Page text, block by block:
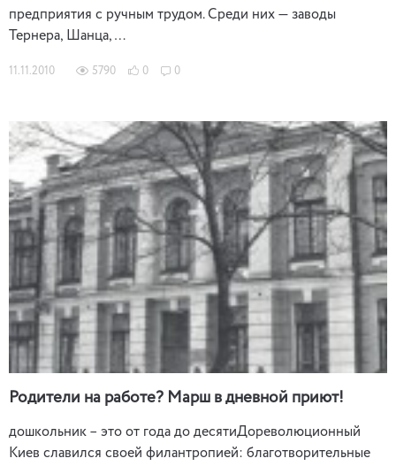
предприятия с ручным трудом. Среди них — заводы
Тернера, Шанца, …
11.11.2010 5790 0 0
Родители на работе? Марш в дневной приют!
дошкольник – это от года до десятиДореволюционный
Киев славился своей филантропией: благотворительные